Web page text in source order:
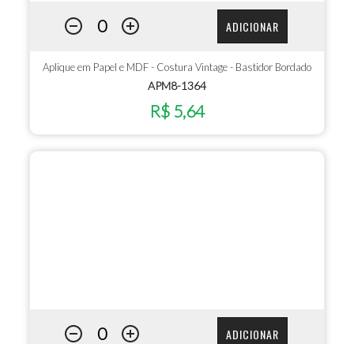
ADICIONAR
Aplique em Papel e MDF - Costura Vintage - Bastidor Bordado
APM8-1364
R$ 5,64
ADICIONAR